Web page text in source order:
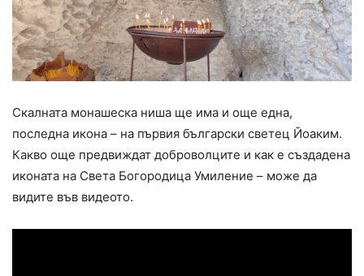
Скалната монашеска ниша ще има и още една,
последна икона – на първия български светец Йоаким.
Какво още предвиждат доброволците и как е създадена
иконата на Света Богородица Умиление – може да
видите във видеото.